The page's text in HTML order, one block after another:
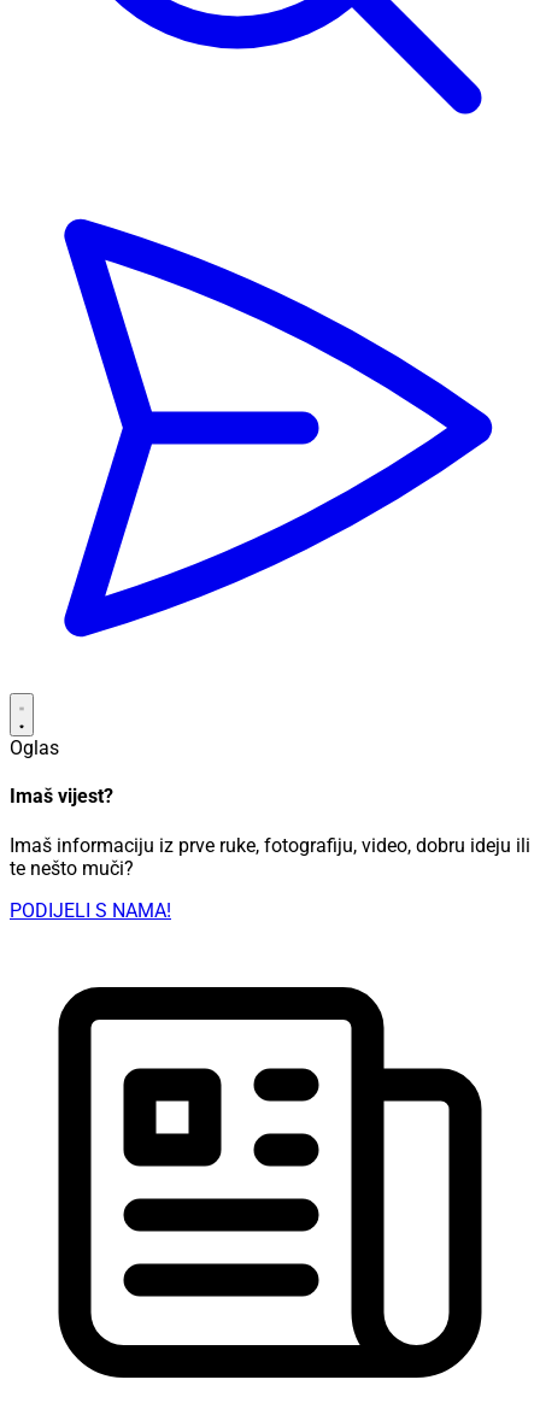
Oglas
Imaš vijest?
Imaš informaciju iz prve ruke, fotografiju, video, dobru ideju ili
te nešto muči?
PODIJELI S NAMA!